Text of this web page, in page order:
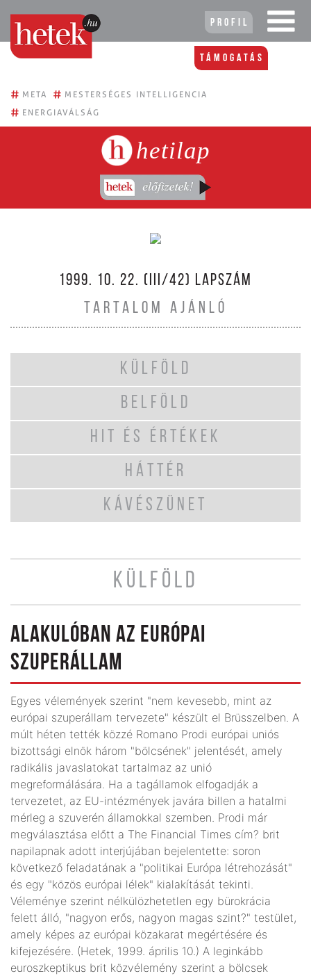
Profil
Támogatás
# META # MESTERSÉGES INTELLIGENCIA
# ENERGIAVÁLSÁG
hetilap
1999. 10. 22. (III/42) LAPSZÁM
TARTALOM AJÁNLÓ
KÜLFÖLD
BELFÖLD
HIT ÉS ÉRTÉKEK
HÁTTÉR
KÁVÉSZÜNET
KÜLFÖLD
ALAKULÓBAN AZ EURÓPAI
SZUPERÁLLAM
Egyes vélemények szerint "nem kevesebb, mint az
európai szuperállam tervezete" készült el Brüsszelben. A
múlt héten tették közzé Romano Prodi európai uniós
bizottsági elnök három "bölcsének" jelentését, amely
radikális javaslatokat tartalmaz az unió
megreformálására. Ha a tagállamok elfogadják a
tervezetet, az EU-intézmények javára billen a hatalmi
mérleg a szuverén államokkal szemben. Prodi már
megválasztása előtt a The Financial Times cím? brit
napilapnak adott interjújában bejelentette: soron
következő feladatának a "politikai Európa létrehozását"
és egy "közös európai lélek" kialakítását tekinti.
Véleménye szerint nélkülözhetetlen egy bürokrácia
felett álló, "nagyon erős, nagyon magas szint?" testület,
amely képes az európai közakarat megértésére és
kifejezésére. (Hetek, 1999. április 10.) A leginkább
euroszkeptikus brit közvélemény szerint a bölcsek